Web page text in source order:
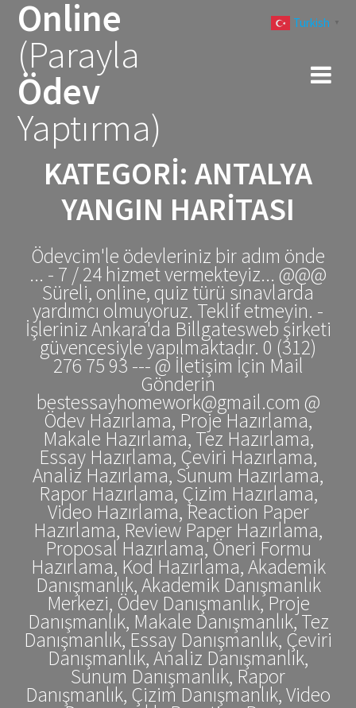
Online
(Parayla
Ödev
Yaptırma)
KATEGORI: ANTALYA
YANGIN HARITASI
Ödevcim'le ödevleriniz bir adım önde
... - 7 / 24 hizmet vermekteyiz... @@@
Süreli, online, quiz türü sınavlarda
yardımcı olmuyoruz. Teklif etmeyin. -
İşleriniz Ankara'da Billgatesweb şirketi
güvencesiyle yapılmaktadır. 0 (312)
276 75 93 --- @ İletişim İçin Mail
Gönderin
bestessayhomework@gmail.com @
Ödev Hazırlama, Proje Hazırlama,
Makale Hazırlama, Tez Hazırlama,
Essay Hazırlama, Çeviri Hazırlama,
Analiz Hazırlama, Sunum Hazırlama,
Rapor Hazırlama, Çizim Hazırlama,
Video Hazırlama, Reaction Paper
Hazırlama, Review Paper Hazırlama,
Proposal Hazırlama, Öneri Formu
Hazırlama, Kod Hazırlama, Akademik
Danışmanlık, Akademik Danışmanlık
Merkezi, Ödev Danışmanlık, Proje
Danışmanlık, Makale Danışmanlık, Tez
Danışmanlık, Essay Danışmanlık, Çeviri
Danışmanlık, Analiz Danışmanlık,
Sunum Danışmanlık, Rapor
Danışmanlık, Çizim Danışmanlık, Video
Turkish ▼